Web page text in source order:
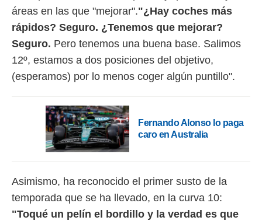
áreas en las que "mejorar"."¿Hay coches más
rápidos? Seguro. ¿Tenemos que mejorar?
Seguro. Pero tenemos una buena base. Salimos
12º, estamos a dos posiciones del objetivo,
(esperamos) por lo menos coger algún puntillo".
Fernando Alonso lo paga
caro en Australia
Asimismo, ha reconocido el primer susto de la
temporada que se ha llevado, en la curva 10:
"Toqué un pelín el bordillo y la verdad es que